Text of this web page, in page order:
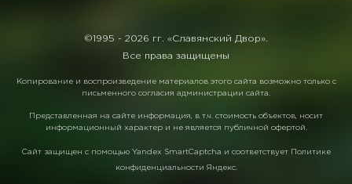
©1995 - 2026 гг. «Славянский Двор».
Все права защищены
Копирование и воспроизведение материалов этого сайта возможно только с
письменного согласия администрации сайта.
Представленная на сайте информация, в т.ч. стоимость объектов, носит
информационный характер и не является публичной офертой.
Сайт защищен с помощью Yandex SmartCaptcha и соответствует Политике
конфиденциальности Яндекс.